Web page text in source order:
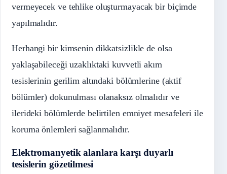
vermeyecek ve tehlike oluşturmayacak bir biçimde
yapılmalıdır.
Herhangi bir kimsenin dikkatsizlikle de olsa
yaklaşabileceği uzaklıktaki kuvvetli akım
tesislerinin gerilim altındaki bölümlerine (aktif
bölümler) dokunulması olanaksız olmalıdır ve
ilerideki bölümlerde belirtilen emniyet mesafeleri ile
koruma önlemleri sağlanmalıdır.
Elektromanyetik alanlara karşı duyarlı
tesislerin gözetilmesi